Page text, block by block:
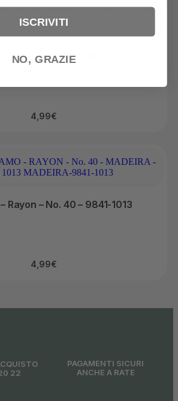
– Rayon – No. 40 – 9841-1024
4,99€
Rayon – No. 40 – 9841-1013
4,99€
22
PAGAMENTI SICURI
ANCHE A RATE
ISCRIVITI
NO, GRAZIE